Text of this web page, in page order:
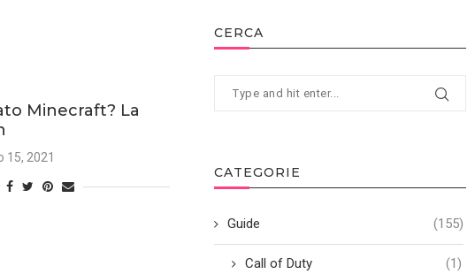
Minecraft? La
15, 2021
CERCA
CATEGORIE
Guide (155)
Call of Duty (1)